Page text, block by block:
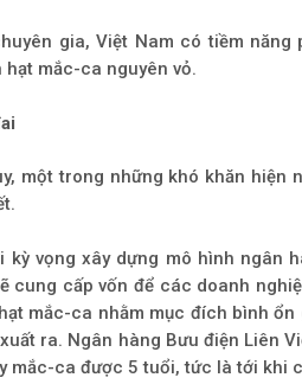
gia, Việt Nam có tiềm
mắc-ca nguyên vỏ.
một trong những khó khăn hiện
kỳ vọng xây dựng mô hình ngân
cung cấp vốn để các doanh
mắc-ca nhằm mục đích bình
ra. Ngân hàng Bưu điện Liên
mắc-ca được 5 tuổi, tức là tới khi